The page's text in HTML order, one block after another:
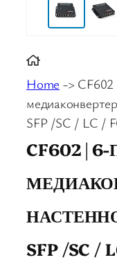
Home ->
SFP /SC / LC /
CF602 |
SFP /SC /